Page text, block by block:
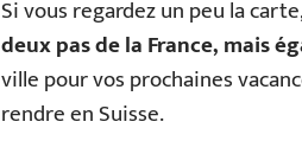
Si vous regardez un peu la
deux pas de la France, mais
ville pour vos prochaines
rendre en Suisse.